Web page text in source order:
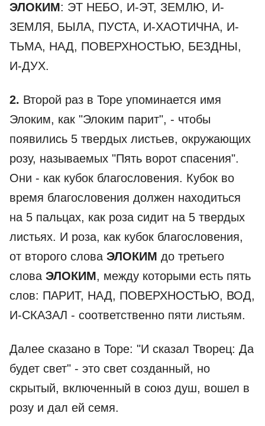
ЭЛОКИМ: ЭТ НЕБО, И-ЭТ, ЗЕМЛЮ, И-
ЗЕМЛЯ, БЫЛА, ПУСТА, И-ХАОТИЧНА, И-
ТЬМА, НАД, ПОВЕРХНОСТЬЮ, БЕЗДНЫ,
И-ДУХ.
2. Второй раз в Торе упоминается имя
Элоким, как "Элоким парит", - чтобы
появились 5 твердых листьев, окружающих
розу, называемых "Пять ворот спасения".
Они - как кубок благословения. Кубок во
время благословения должен находиться
на 5 пальцах, как роза сидит на 5 твердых
листьях. И роза, как кубок благословения,
от второго слова ЭЛОКИМ до третьего
слова ЭЛОКИМ, между которыми есть пять
слов: ПАРИТ, НАД, ПОВЕРХНОСТЬЮ, ВОД,
И-СКАЗАЛ - соответственно пяти листьям.
Далее сказано в Торе: "И сказал Творец: Да
будет свет" - это свет созданный, но
скрытый, включенный в союз душ, вошел в
розу и дал ей семя.